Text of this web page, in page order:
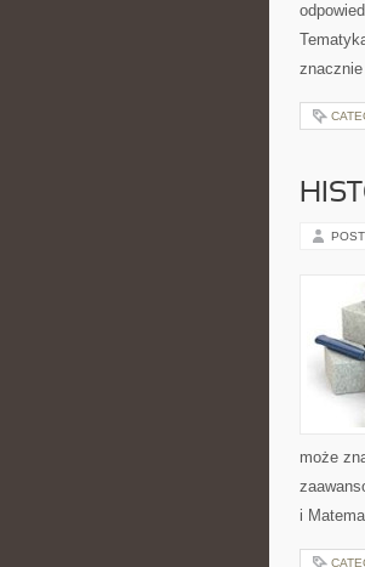
może
i